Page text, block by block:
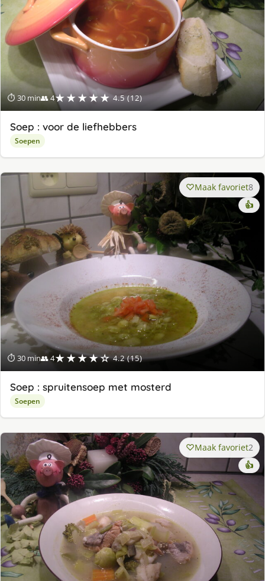
⏱ 30 min👥 4★★★★★ 4.5 (12)
Soep : voor de liefhebbers
Soepen
⏱ 30 min👥 4★★★★☆ 4.2 (15)
Maak favoriet8
👍
Soep : spruitensoep met mosterd
Soepen
Maak favoriet2
👍